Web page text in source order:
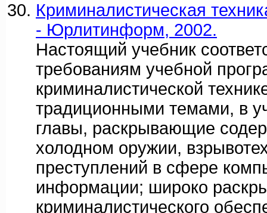
Криминалистическая
- Юрлитинформ, 2002.
Настоящий учебник
требованиям учебной
криминалистической
традиционными темами, в
главы, раскрывающие
холодном оружии,
преступлений в сфере
информации; широко
криминалистического